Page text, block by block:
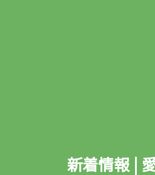
新着情報 |